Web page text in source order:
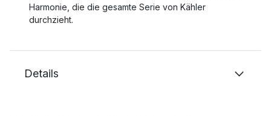
Harmonie, die die gesamte Serie von Kähler
durchzieht.
Details